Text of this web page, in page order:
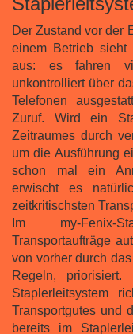
Der Zustand vor der
einem Betrieb
aus: es fahren
unkontrolliert über
Telefonen
Zuruf. Wird ein
Zeitraumes durch
um die Ausführung
schon mal ein
erwischt es
zeitkritischsten
Im my-Fenix-
Transportaufträge
von vorher durch
Regeln, priorisiert.
Staplerleitsystem
Transportgutes und
bereits im